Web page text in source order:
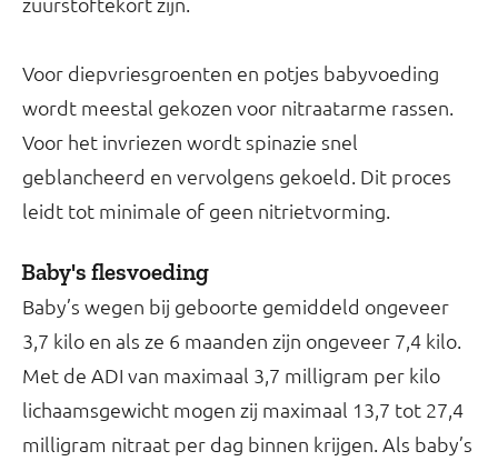
Voor diepvriesgroenten en potjes babyvoeding
wordt meestal gekozen voor nitraatarme rassen.
Voor het invriezen wordt spinazie snel
geblancheerd en vervolgens gekoeld. Dit proces
leidt tot minimale of geen nitrietvorming.
Baby's flesvoeding
Baby’s wegen bij geboorte gemiddeld ongeveer
3,7 kilo en als ze 6 maanden zijn ongeveer 7,4 kilo.
Met de ADI van maximaal 3,7 milligram per kilo
lichaamsgewicht mogen zij maximaal 13,7 tot 27,4
milligram nitraat per dag binnen krijgen. Als baby’s